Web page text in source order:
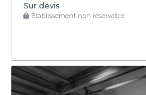
Sur devis
Établissement non réservable